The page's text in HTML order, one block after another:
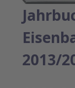
2013/